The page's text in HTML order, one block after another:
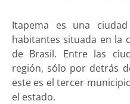
Itapema es una
habitantes situada en la
de Brasil. Entre las
región, sólo por detrás
este es el tercer
el estado.